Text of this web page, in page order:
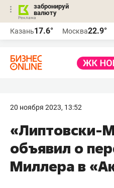
забронируй
валюту
Казань17.6° Москва22.9°
20 ноября 2023, 13:52
«Липтовски-
объявил о
Миллера в